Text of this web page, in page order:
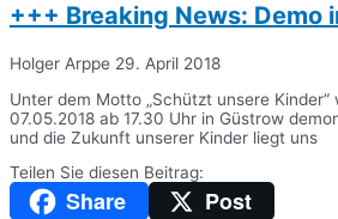
+++ Breaking News: Demo
Holger Arppe 29. April 2018
Unter dem Motto „Schützt unsere Kinder“
07.05.2018 ab 17.30 Uhr in Güstrow
und die Zukunft unserer Kinder liegt uns
Teilen Sie diesen Beitrag:
Share Post